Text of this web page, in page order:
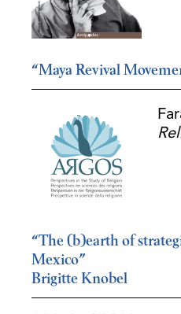
“Maya Revival
“The (b)earth of
Mexico”
Brigitte Knobel